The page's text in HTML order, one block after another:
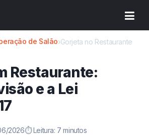
de Salão›Gorjeta no Restaurante
Restaurante:
e a Lei
2026⏱️ Leitura: 7 minutos